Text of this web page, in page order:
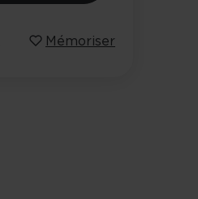
Mémoriser